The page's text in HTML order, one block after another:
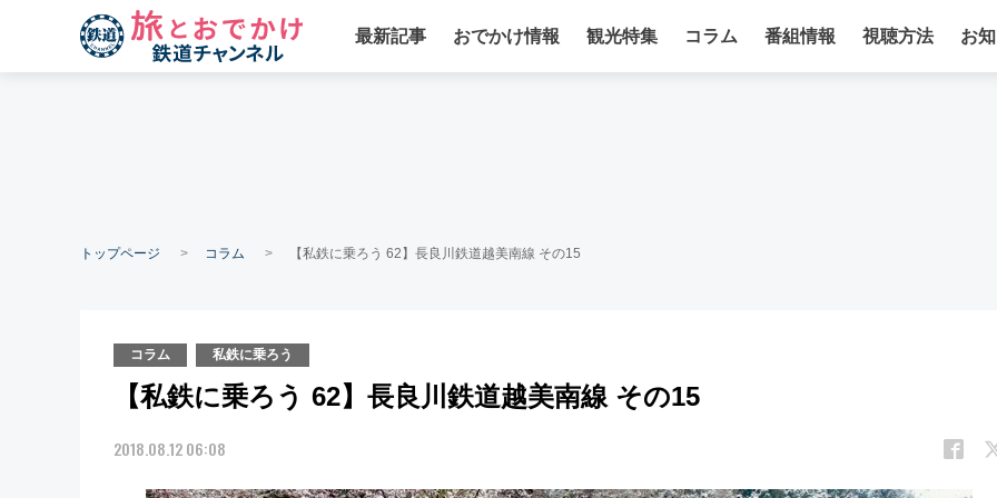
最新記事 おでかけ情報 観光特集 コラム 番組情報 視聴方法 お
トップページ コラム 【私鉄に乗ろう 62】長良川鉄道越美南線 その15
コラム 私鉄に乗ろう
【私鉄に乗ろう 62】長良川鉄道越美南線 その15
2018.08.12 06:08